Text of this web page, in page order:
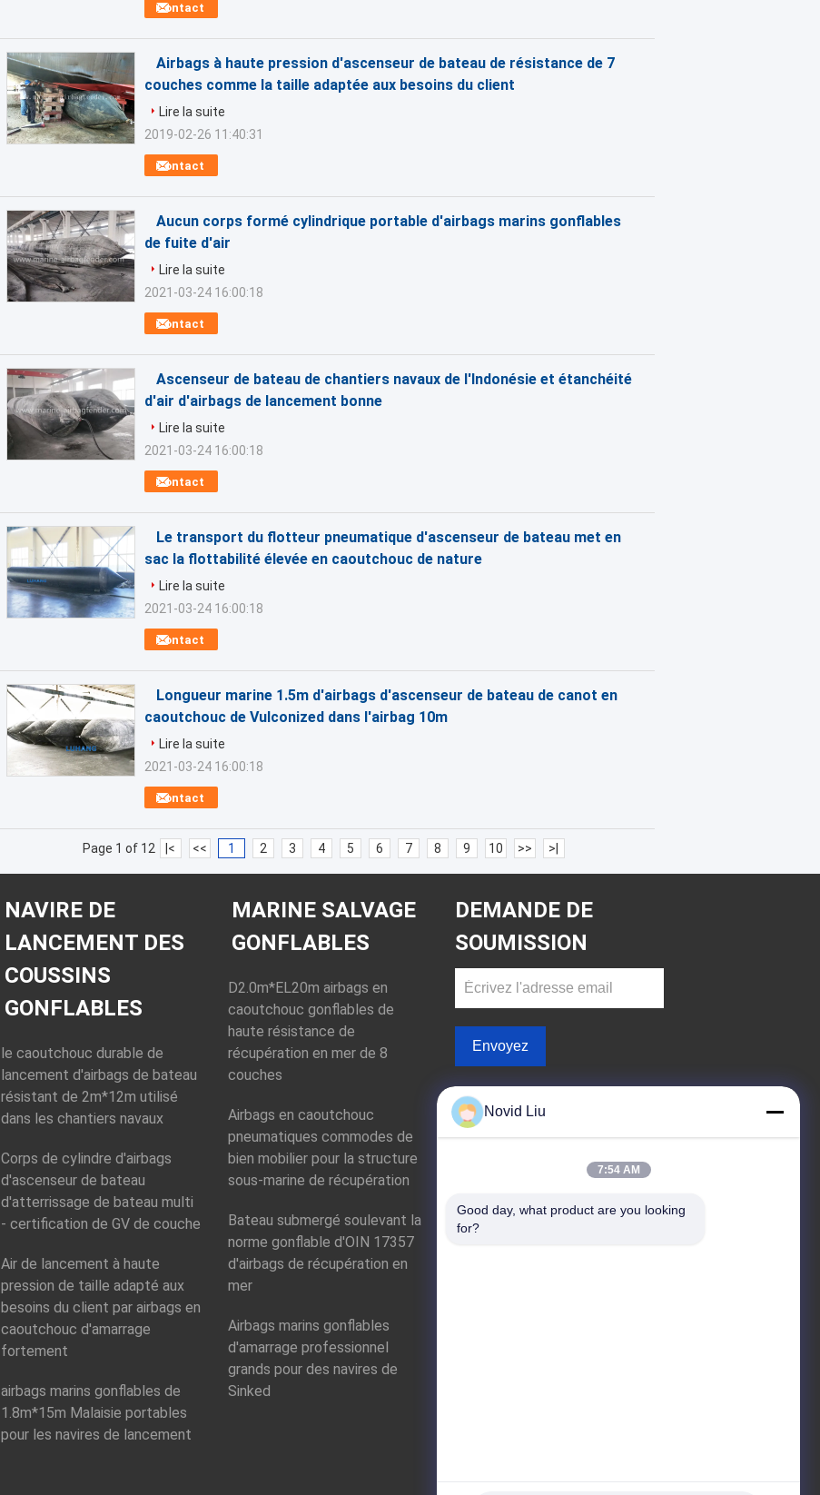
Contact
Airbags à haute pression d'ascenseur de bateau de résistance de 7
couches comme la taille adaptée aux besoins du client
Contact
Lire la suite
2019-02-26 11:40:31
Aucun corps formé cylindrique portable d'airbags marins gonflables
de fuite d'air
Contact
Lire la suite
2021-03-24 16:00:18
Ascenseur de bateau de chantiers navaux de l'Indonésie et étanchéité
d'air d'airbags de lancement bonne
Contact
Lire la suite
2021-03-24 16:00:18
Le transport du flotteur pneumatique d'ascenseur de bateau met en
sac la flottabilité élevée en caoutchouc de nature
Contact
Lire la suite
2021-03-24 16:00:18
Longueur marine 1.5m d'airbags d'ascenseur de bateau de canot en
caoutchouc de Vulconized dans l'airbag 10m
Contact
Lire la suite
2021-03-24 16:00:18
Page 1 of 12 |< << 1 2 3 4 5 6 7 8 9 10 >> >|
NAVIRE DE
LANCEMENT DES
COUSSINS
GONFLABLES
le caoutchouc durable de
lancement d'airbags de bateau
résistant de 2m*12m utilisé
dans les chantiers navaux
Corps de cylindre d'airbags
d'ascenseur de bateau
d'atterrissage de bateau multi
- certification de GV de couche
Air de lancement à haute
pression de taille adapté aux
besoins du client par airbags en
caoutchouc d'amarrage
fortement
airbags marins gonflables de
1.8m*15m Malaisie portables
pour les navires de lancement
MARINE SALVAGE
GONFLABLES
D2.0m*EL20m airbags en
caoutchouc gonflables de
haute résistance de
récupération en mer de 8
couches
Airbags en caoutchouc
pneumatiques commodes de
bien mobilier pour la structure
sous-marine de récupération
Bateau submergé soulevant la
norme gonflable d'OIN 17357
d'airbags de récupération en
mer
Airbags marins gonflables
d'amarrage professionnel
grands pour des navires de
Sinked
DEMANDE DE
SOUMISSION
Envoyez
Novid Liu
7:54 AM
Good day, what product are you looking
for?